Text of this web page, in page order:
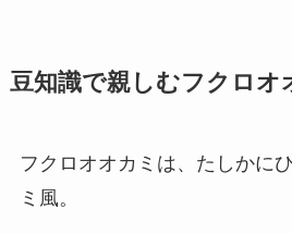
豆知識で親しむフクロオ
フクロオオカミは、たしかに
ミ風。